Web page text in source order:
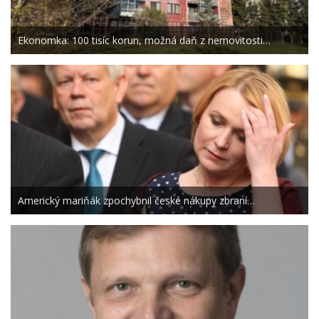
Ekonomka: 100 tisíc korun, možná daň z nemovitosti…
Americký mariňák zpochybnil české nákupy zbraní…